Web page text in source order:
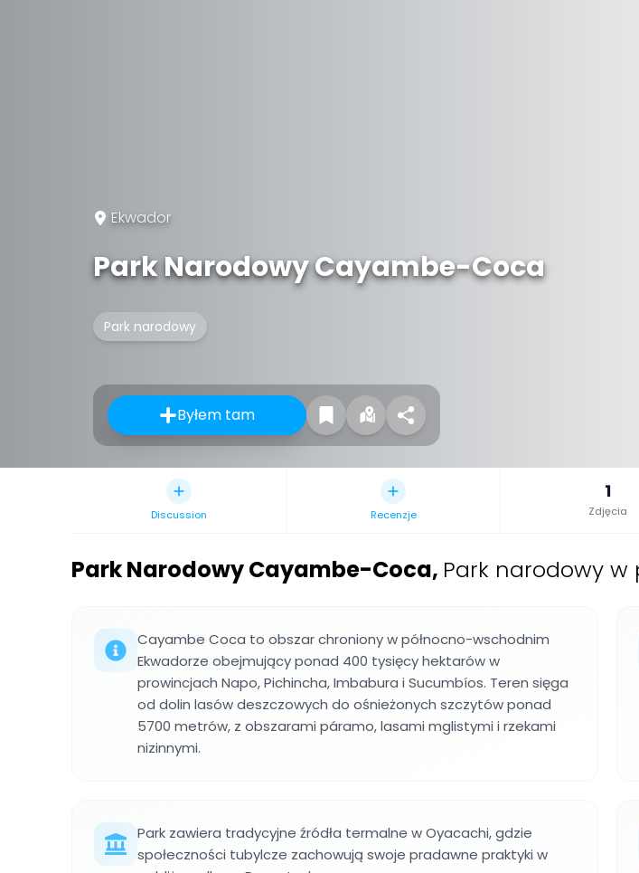
Ekwador
Park Narodowy Cayambe-Coca
Park narodowy
Byłem tam
Discussion Recenzje
1
Zdjęcia
Park Narodowy Cayambe-Coca, Park narodowy w
Cayambe Coca to obszar chroniony w północno-wschodnim
Ekwadorze obejmujący ponad 400 tysięcy hektarów w
prowincjach Napo, Pichincha, Imbabura i Sucumbíos. Teren sięga
od dolin lasów deszczowych do ośnieżonych szczytów ponad
5700 metrów, z obszarami páramo, lasami mglistymi i rzekami
nizinnymi.
Park zawiera tradycyjne źródła termalne w Oyacachi, gdzie
społeczności tubylcze zachowują swoje pradawne praktyki w